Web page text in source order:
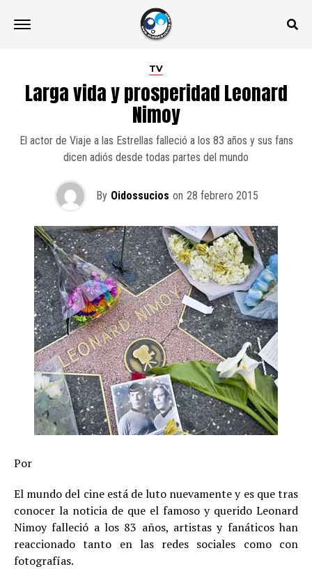
TV
Larga vida y prosperidad Leonard
Nimoy
El actor de Viaje a las Estrellas falleció a los 83 años y sus fans
dicen adiós desde todas partes del mundo
By Oidossucios on 28 febrero 2015
Por
El mundo del cine está de luto nuevamente y es que tras
conocer la noticia de que el famoso y querido Leonard
Nimoy falleció a los 83 años, artistas y fanáticos han
reaccionado tanto en las redes sociales como con
fotografías.